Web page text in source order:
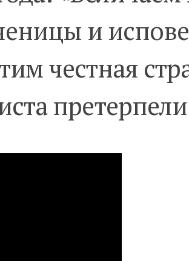
и
честная
претерпели